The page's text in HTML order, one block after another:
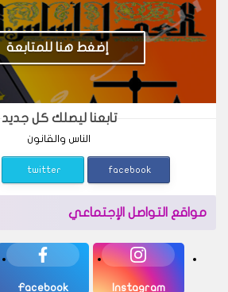
إضغط هنا للمتابعة
تابعنا ليصلك كل جديد
الناس والقانون
facebook
twitter
مواقع التواصل الإجتماعي
Instagram
Facebook